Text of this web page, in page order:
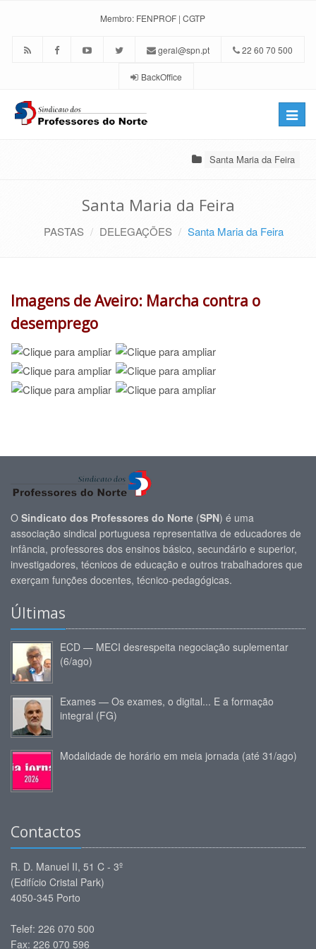
Membro: FENPROF | CGTP
geral@spn.pt 22 60 70 500
BackOffice
Toggle
Santa Maria da Feira
Santa Maria da Feira
PASTAS DELEGAÇÕES Santa Maria da Feira
Imagens de Aveiro: Marcha contra o
desemprego
O Sindicato dos Professores do Norte (SPN) é uma
associação sindical portuguesa representativa de educadores de
infância, professores dos ensinos básico, secundário e superior,
investigadores, técnicos de educação e outros trabalhadores que
exerçam funções docentes, técnico-pedagógicas.
Últimas
ECD — MECI desrespeita negociação suplementar
(6/ago)
Exames — Os exames, o digital... E a formação
integral (FG)
Modalidade de horário em meia jornada (até 31/ago)
Contactos
R. D. Manuel II, 51 C - 3º
(Edifício Cristal Park)
4050-345 Porto
Telef: 226 070 500
Fax: 226 070 596